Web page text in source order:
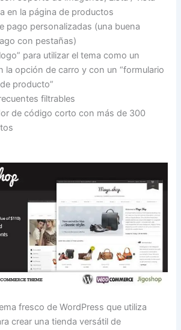
en la página de productos
pago personalizadas (una buena
con pestañas)
para utilizar el tema como un
la opción de carro y con un “formulario
producto”
filtrables
de código corto con más de 300
fresco de WordPress que utiliza
crear una tienda versátil de